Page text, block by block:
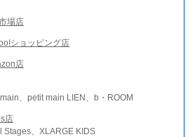
場店
ショッピング店
店
、petit main LIEN、b・ROOM
店
Stages、XLARGE KIDS